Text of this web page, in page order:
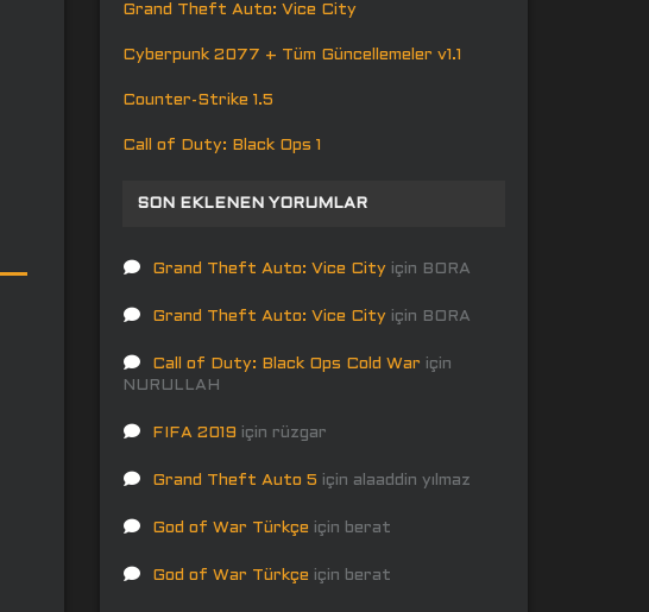
Grand Theft Auto: Vice City
Cyberpunk 2077 + Tüm Güncellemeler v1.1
Counter-Strike 1.5
Call of Duty: Black Ops 1
SON EKLENEN YORUMLAR
Grand Theft Auto: Vice City için BORA
Grand Theft Auto: Vice City için BORA
Call of Duty: Black Ops Cold War için
NURULLAH
FIFA 2019 için rüzgar
Grand Theft Auto 5 için alaaddin yılmaz
God of War Türkçe için berat
God of War Türkçe için berat